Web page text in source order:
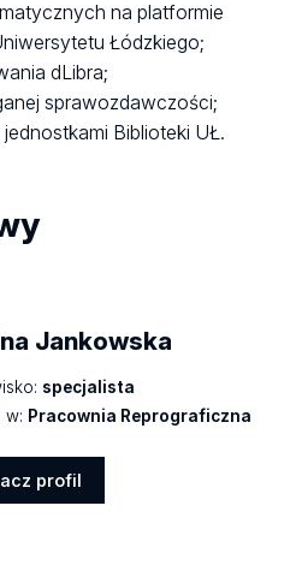
na platformie
Łódzkiego;
dLibra;
sprawozdawczości;
Biblioteki UŁ.
Jankowska
specjalista
w: Pracownia Reprograficzna
profil